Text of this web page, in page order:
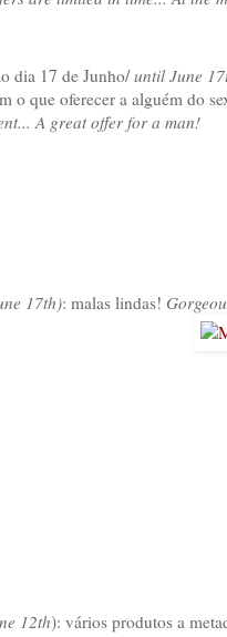
dia 17 de Junho/until June
o que oferecer a alguém do
A great offer for a man!
17th): malas lindas!
12th): vários produtos a